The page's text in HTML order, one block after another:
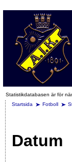
Statistikdatabasen är för
Startsida
Fotboll
Datum